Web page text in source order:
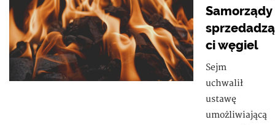
Samorządy
sprzedadzą
ci węgiel
Sejm
uchwalił
ustawę
umożliwiającą